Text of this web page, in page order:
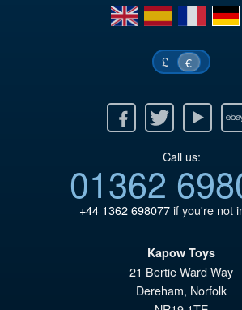
en
es fr de
£ €
Twitter Youtube Ebay
Call us:
01362
+44 1362 698077if you're not
Kapow Toys
21 Bertie Ward Way
Dereham, Norfolk